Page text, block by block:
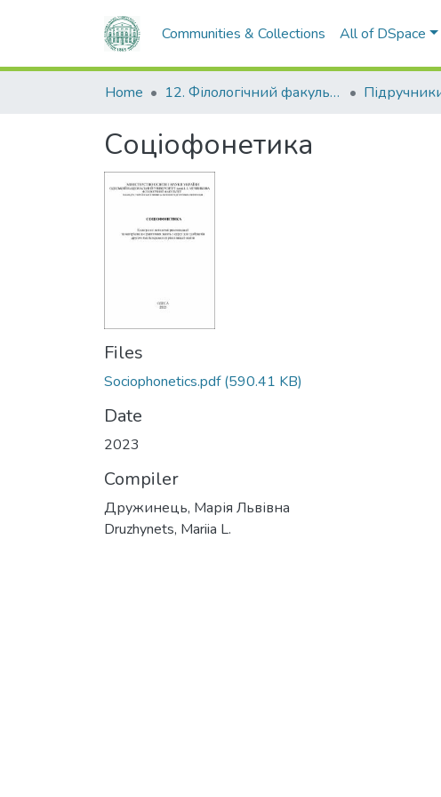
Communities & Collections All of DSpace
Home 12. Філологічний факультет
Соціофонетика
Files
Sociophonetics.pdf(590.41 KB)
Date
2023
Compiler
Дружинець, Марія Львівна
Druzhynets, Mariia L.